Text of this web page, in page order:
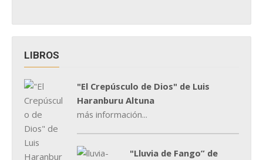
LIBROS
"El Crepúsculo de Dios" de Luis
Haranburu Altuna
más información...
"Lluvia de Fango” de